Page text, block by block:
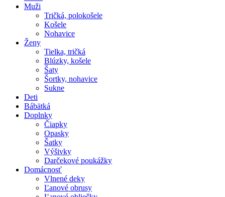
Muži
Tričká, polokošele
Košele
Nohavice
Ženy
Tielka, tričká
Blúzky, košele
Šaty
Šortky, nohavice
Sukne
Deti
Bábätká
Doplnky
Čiapky
Opasky
Šatky
Výšivky
Darčekové poukážky
Domácnosť
Vlnené deky
Ľanové obrusy